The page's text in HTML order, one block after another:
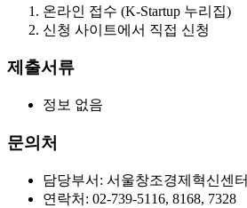
온라인 접수 (K-Startup 누리집)
신청 사이트에서 직접 신청
제출서류
정보 없음
문의처
담당부서: 서울창조경제혁신센터
연락처: 02-739-5116, 8168, 7328